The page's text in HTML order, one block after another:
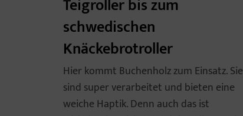
Teigroller bis zum
schwedischen
Knäckebrotroller
Hier kommt Buchenholz zum Einsatz. Sie
sind super verarbeitet und bieten eine
weiche Haptik. Denn auch das ist